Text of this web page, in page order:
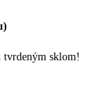
sklom!